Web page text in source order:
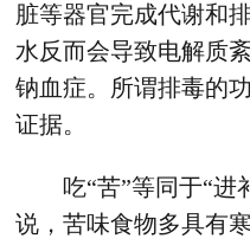
脏等器官完成代谢和
水反而会导致电解质
钠血症。所谓排毒的
证据。
吃“苦”等同于“进
说，苦味食物多具有